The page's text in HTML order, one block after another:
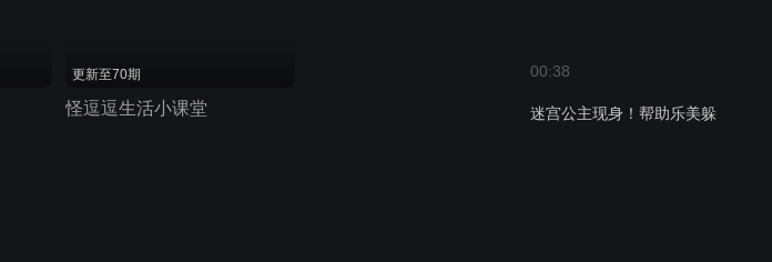
00:38
迷宫公主现身！帮助乐美躲
更新至70期
怪逗逗生活小课堂